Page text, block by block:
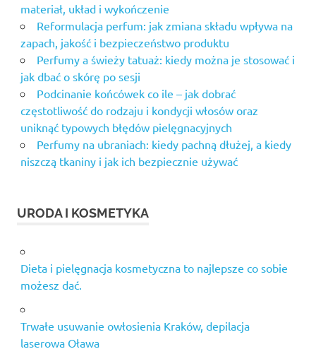
materiał, układ i wykończenie
Reformulacja perfum: jak zmiana składu wpływa na
zapach, jakość i bezpieczeństwo produktu
Perfumy a świeży tatuaż: kiedy można je stosować i
jak dbać o skórę po sesji
Podcinanie końcówek co ile – jak dobrać
częstotliwość do rodzaju i kondycji włosów oraz
uniknąć typowych błędów pielęgnacyjnych
Perfumy na ubraniach: kiedy pachną dłużej, a kiedy
niszczą tkaniny i jak ich bezpiecznie używać
URODA I KOSMETYKA
Dieta i pielęgnacja kosmetyczna to najlepsze co sobie
możesz dać.
Trwałe usuwanie owłosienia Kraków, depilacja
laserowa Oława